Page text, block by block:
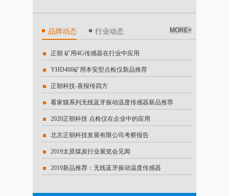
MORE+
品牌动态 行业动态
正朝 矿用4G传感器在行业中应用
YHD400矿用本安型点检仪新品推荐
正朝科技-喜报传四方
看家猫系列无线蓝牙振动温度传感器新品推荐
2020正朝科技 点检仪在企业中的应用
北京正朝科技发展有限公司考察报告
2019太原煤炭行业展览会见闻
2019新品推荐：无线蓝牙振动温度传感器